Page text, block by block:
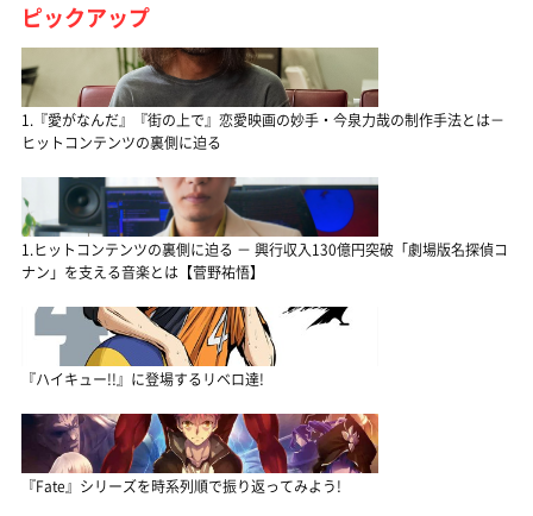
ピックアップ
1.『愛がなんだ』『街の上で』恋愛映画の妙手・今泉力哉の制作手法とは－
ヒットコンテンツの裏側に迫る
1.ヒットコンテンツの裏側に迫る － 興行収入130億円突破「劇場版名探偵コ
ナン」を支える音楽とは【菅野祐悟】
『ハイキュー!!』に登場するリベロ達!
『Fate』シリーズを時系列順で振り返ってみよう!